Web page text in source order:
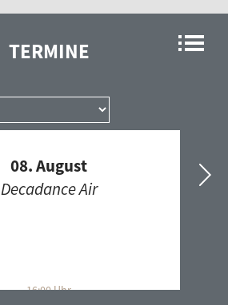
TERMINE
08. August
Decadance Air
16:00 Uhr